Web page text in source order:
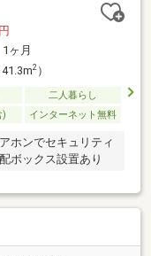
1ヶ月
2）
二人暮らし
) インターネット無料
ホンでセキュリティ
ボックス設置あり